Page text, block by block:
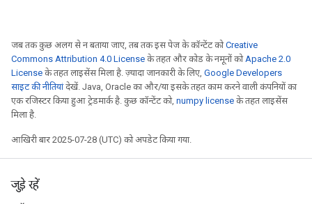
जब तक कुछ अलग से न बताया जाए, तब तक इस पेज के कॉन्टेंट कोCreative
Commons Attribution 4.0 License के तहत और कोड के नमूनों कोApache 2.0
License के तहत लाइसेंस मिला है. ज़्यादा जानकारी के लिए, Google Developers
साइट की नीतियांदेखें. Java, Oracle का और/या इसके तहत काम करने वाली कंपनियों का
एक रजिस्टर किया हुआ ट्रेडमार्क है. कुछ कॉन्टेंट को, numpy license के तहत लाइसेंस
मिला है.
आखिरी बार 2025-07-28 (UTC) को अपडेट किया गया.
जुड़े रहें